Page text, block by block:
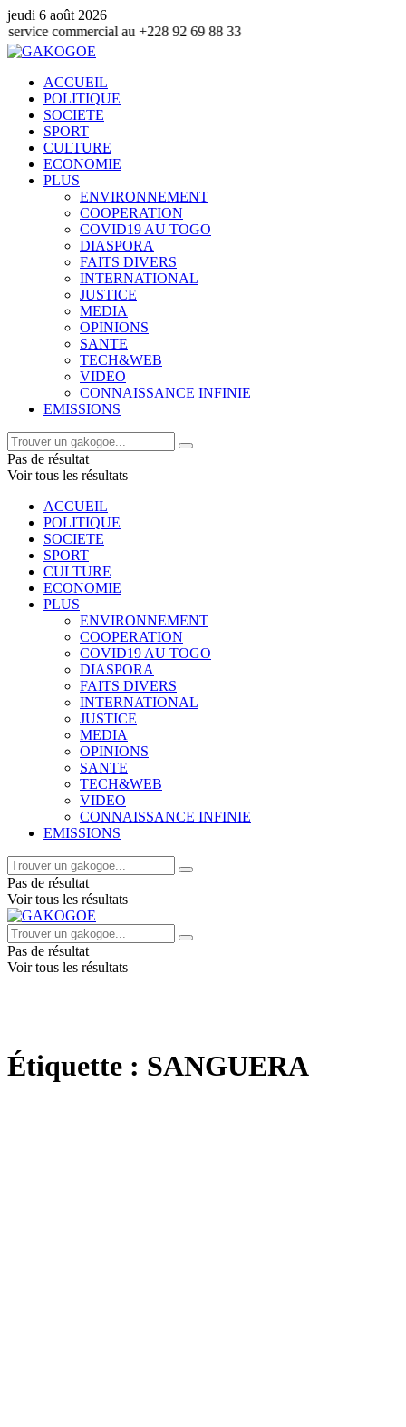
jeudi 6 août 2026
au +228 92 69 88 33
ACCUEIL
POLITIQUE
SOCIETE
SPORT
CULTURE
ECONOMIE
PLUS
ENVIRONNEMENT
COOPERATION
COVID19 AU TOGO
DIASPORA
FAITS DIVERS
INTERNATIONAL
JUSTICE
MEDIA
OPINIONS
SANTE
TECH&WEB
VIDEO
CONNAISSANCE INFINIE
EMISSIONS
Pas de résultat
Voir tous les résultats
ACCUEIL
POLITIQUE
SOCIETE
SPORT
CULTURE
ECONOMIE
PLUS
ENVIRONNEMENT
COOPERATION
COVID19 AU TOGO
DIASPORA
FAITS DIVERS
INTERNATIONAL
JUSTICE
MEDIA
OPINIONS
SANTE
TECH&WEB
VIDEO
CONNAISSANCE INFINIE
EMISSIONS
Pas de résultat
Voir tous les résultats
Pas de résultat
Voir tous les résultats
Étiquette : SANGUERA